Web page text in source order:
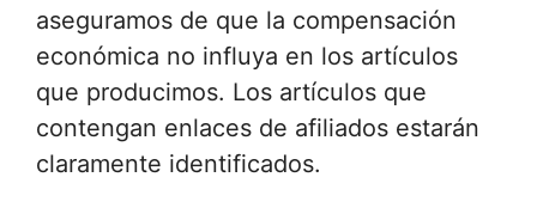
aseguramos de que la compensación
económica no influya en los artículos
que producimos. Los artículos que
contengan enlaces de afiliados estarán
claramente identificados.